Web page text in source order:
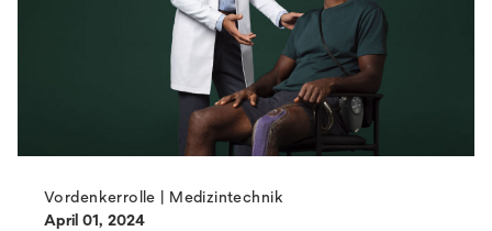
Vordenkerrolle | Medizintechnik
April 01, 2024